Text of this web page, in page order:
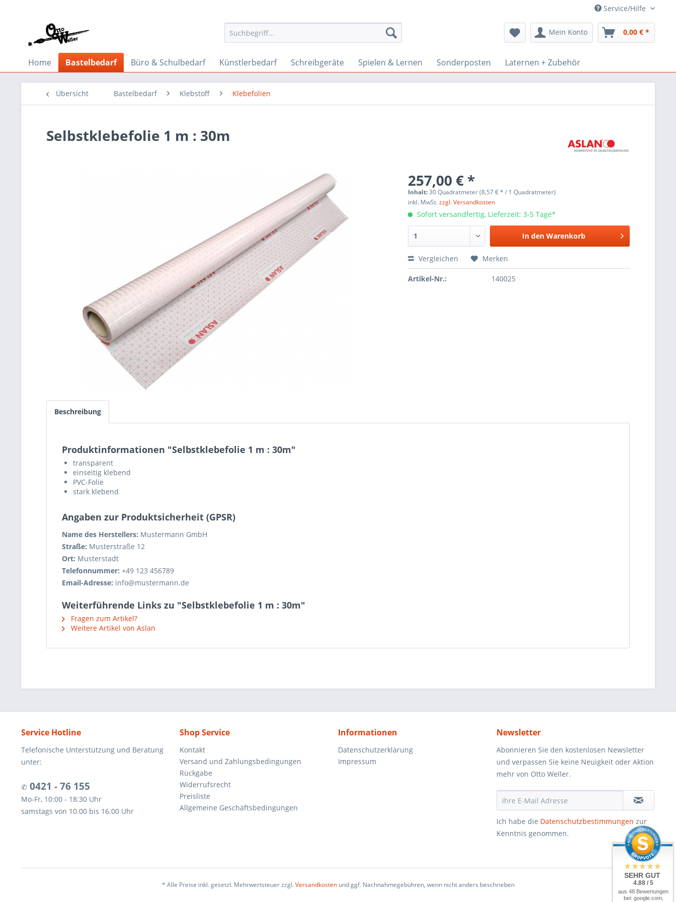
Service/Hilfe
Mein Konto 0,00 € *
Home Bastelbedarf Büro & Schulbedarf Künstlerbedarf Schreibgeräte Spielen & Lernen Sonderposten Laternen + Zubehör
Übersicht Bastelbedarf Klebstoff Klebefolien
Selbstklebefolie 1 m : 30m
257,00 € *
Inhalt:30 Quadratmeter (8,57 € * / 1 Quadratmeter)
inkl. MwSt.zzgl. Versandkosten
Sofort versandfertig, Lieferzeit: 3-5 Tage*
In den Warenkorb
Vergleichen Merken
Artikel-Nr.: 140025
Beschreibung
Produktinformationen "Selbstklebefolie 1 m : 30m"
transparent
einseitig klebend
PVC-Folie
stark klebend
Angaben zur Produktsicherheit (GPSR)
Name des Herstellers: Mustermann GmbH
Straße: Musterstraße 12
Ort: Musterstadt
Telefonnummer: +49 123 456789
Email-Adresse: info@mustermann.de
Weiterführende Links zu "Selbstklebefolie 1 m : 30m"
Fragen zum Artikel?
Weitere Artikel von Aslan
Service Hotline
Telefonische Unterstützung und Beratung
unter:
✆ 0421 - 76 155
Mo-Fr, 10:00 - 18:30 Uhr
samstags von 10.00 bis 16.00 Uhr
Shop Service
Kontakt
Versand und Zahlungsbedingungen
Rückgabe
Widerrufsrecht
Preisliste
Allgemeine Geschäftsbedingungen
Informationen
Datenschutzerklärung
Impressum
Newsletter
Abonnieren Sie den kostenlosen Newsletter
und verpassen Sie keine Neuigkeit oder Aktion
mehr von Otto Weller.
Ich habe die Datenschutzbestimmungen zur
Kenntnis genommen.
* Alle Preise inkl. gesetzl. Mehrwertsteuer zzgl.Versandkostenund ggf. Nachnahmegebühren, wenn nicht anders beschrieben
SEHR GUT
4.88 / 5
aus 48 Bewertungen
bei: google.com,